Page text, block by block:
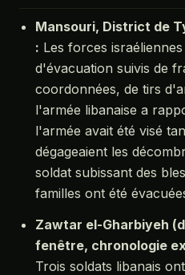
Mansouri, District de
: Les forces
d'évacuation suivis de
coordonnées, de tirs
l'armée libanaise a
l'armée avait été visé
dégageaient les
soldat subissant des
familles ont été
Zawtar el-Gharbiyeh
fenêtre, chronologie
Trois soldats libanais